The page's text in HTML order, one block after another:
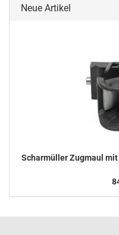
Neue Artikel
Schar­mül­ler Zug­maul